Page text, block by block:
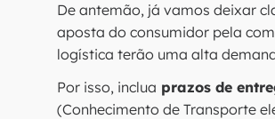
De antemão, já vamos deixar
aposta do consumidor pela
logística terão uma alta
Por isso, inclua prazos de
(Conhecimento de Transporte